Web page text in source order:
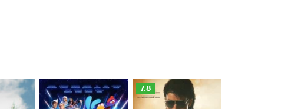
Рейтинг
Кинопоиска
7.8